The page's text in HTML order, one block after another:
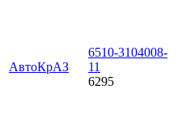
АвтоКрАЗ
6510-3104008-
11
6295